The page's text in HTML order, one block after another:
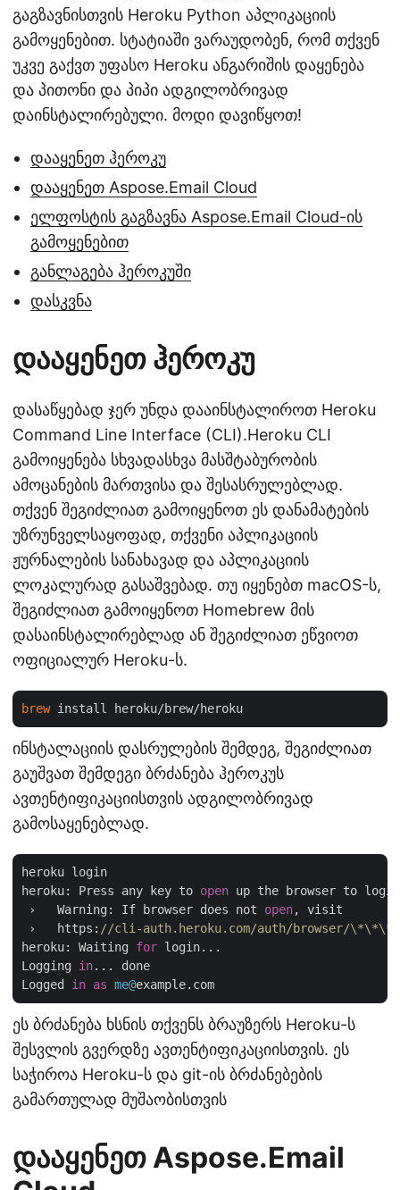
გაგზავნისთვის Heroku Python აპლიკაციის
გამოყენებით. სტატიაში ვარაუდობენ, რომ თქვენ
უკვე გაქვთ უფასო Heroku ანგარიშის დაყენება
და პითონი და პიპი ადგილობრივად
დაინსტალირებული. მოდი დავიწყოთ!
დააყენეთ ჰეროკუ
დააყენეთ Aspose.Email Cloud
ელფოსტის გაგზავნა Aspose.Email Cloud-ის
გამოყენებით
განლაგება ჰეროკუში
დასკვნა
დააყენეთ ჰეროკუ
დასაწყებად ჯერ უნდა დააინსტალიროთ Heroku
Command Line Interface (CLI).Heroku CLI
გამოიყენება სხვადასხვა მასშტაბურობის
ამოცანების მართვისა და შესასრულებლად.
თქვენ შეგიძლიათ გამოიყენოთ ეს დანამატების
უზრუნველსაყოფად, თქვენი აპლიკაციის
ჟურნალების სანახავად და აპლიკაციის
ლოკალურად გასაშვებად. თუ იყენებთ macOS-ს,
შეგიძლიათ გამოიყენოთ Homebrew მის
დასაინსტალირებლად ან შეგიძლიათ ეწვიოთ
ოფიციალურ Heroku-ს.
brew
ინსტალაციის დასრულების შემდეგ, შეგიძლიათ
გაუშვათ შემდეგი ბრძანება ჰეროკუს
ავთენტიფიკაციისთვის ადგილობრივად
გამოსაყენებლად.
heroku login
heroku: Press any key to open up the browser to
›   Warning: If browser does not open, visit
›   https: //cli-auth.heroku.com/auth/browser/\*\*\*
heroku: Waiting for login...
Logging in... done
Logged in as me@
ეს ბრძანება ხსნის თქვენს ბრაუზერს Heroku-ს
შესვლის გვერდზე ავთენტიფიკაციისთვის. ეს
საჭიროა Heroku-ს და git-ის ბრძანებების
გამართულად მუშაობისთვის
დააყენეთ Aspose.Email